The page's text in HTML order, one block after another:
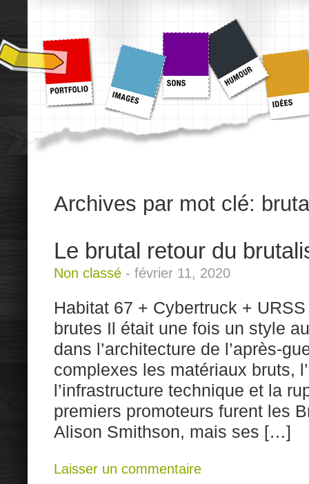
Archives par mot clé:
Le brutal retour du
Non classé - février 11, 2020
Habitat 67 + Cybertruck +
brutes Il était une fois un style
dans l’architecture de l’après-
complexes les matériaux bruts,
l’infrastructure technique et la
premiers promoteurs furent les
Alison Smithson, mais ses […]
Laisser un commentaire